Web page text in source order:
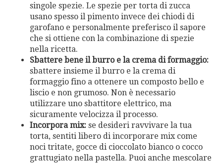
singole spezie. Le spezie per torta di zucca
usano spesso il pimento invece dei chiodi di
garofano e personalmente preferisco il sapore
che si ottiene con la combinazione di spezie
nella ricetta.
Sbattere bene il burro e la crema di formaggio:
sbattere insieme il burro e la crema di
formaggio fino a ottenere un composto bello e
liscio e non grumoso. Non è necessario
utilizzare uno sbattitore elettrico, ma
sicuramente velocizza il processo.
Incorpora mix: se desideri ravvivare la tua
torta, sentiti libero di incorporare mix come
noci tritate, gocce di cioccolato bianco o cocco
grattugiato nella pastella. Puoi anche mescolare